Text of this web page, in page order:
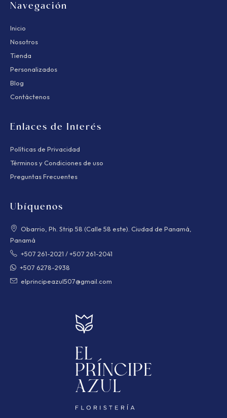
Navegación
Inicio
Nosotros
Tienda
Personalizados
Blog
Contáctenos
Enlaces de Interés
Políticas de Privacidad
Términos y Condiciones de uso
Preguntas Frecuentes
Ubíquenos
Obarrio, Ph. Strip 58 (Calle 58 este). Ciudad de Panamá,
Panamá
+507 261-2021 /+507 261-2041
+507 6278-2938
elprincipeazul507@gmail.com